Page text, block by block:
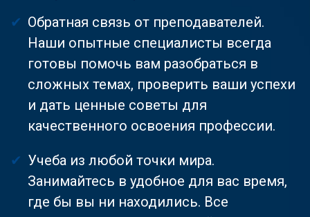
Обратная связь от преподавателей.
Наши опытные специалисты всегда
готовы помочь вам разобраться в
сложных темах, проверить ваши успехи
и дать ценные советы для
качественного освоения профессии.
Учеба из любой точки мира.
Занимайтесь в удобное для вас время,
где бы вы ни находились. Все